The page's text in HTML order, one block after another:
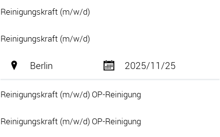
Reinigungskraft (m/w/d)
Reinigungskraft (m/w/d)
Berlin 2025/11/25
Reinigungskraft (m/w/d) OP-Reinigung
Reinigungskraft (m/w/d) OP-Reinigung